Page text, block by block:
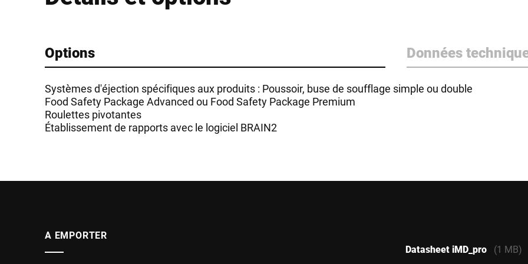
Options Données
Systèmes d'éjection spécifiques aux produits : Poussoir, buse de soufflage simple ou double
Food Safety Package Advanced ou Food Safety Package Premium
Roulettes pivotantes
Établissement de rapports avec le logiciel BRAIN2
A EMPORTER
Datasheet iMD_pro (1 MB)